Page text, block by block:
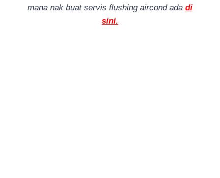
mana nak buat servis flushing aircond ada di
sini.